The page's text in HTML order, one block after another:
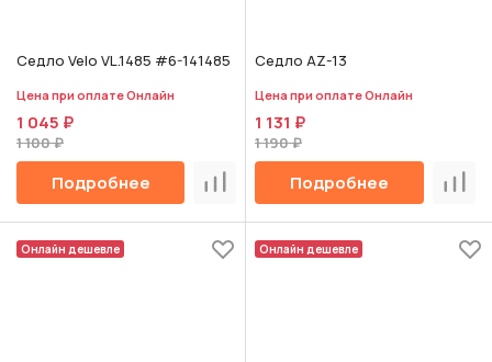
Седло Velo VL.1485 #6-141485
Цена при оплате Онлайн
1 045 ₽
1 100 ₽
Подробнее Сравнить
Седло AZ-13
Цена при оплате Онлайн
1 131 ₽
1 190 ₽
Подробнее
Онлайн дешевле Онлайн дешевле